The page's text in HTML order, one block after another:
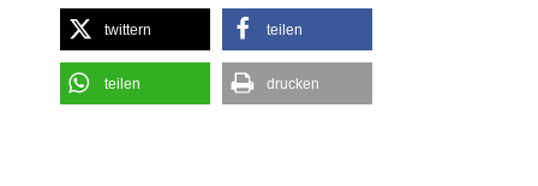
twittern teilen
teilen drucken